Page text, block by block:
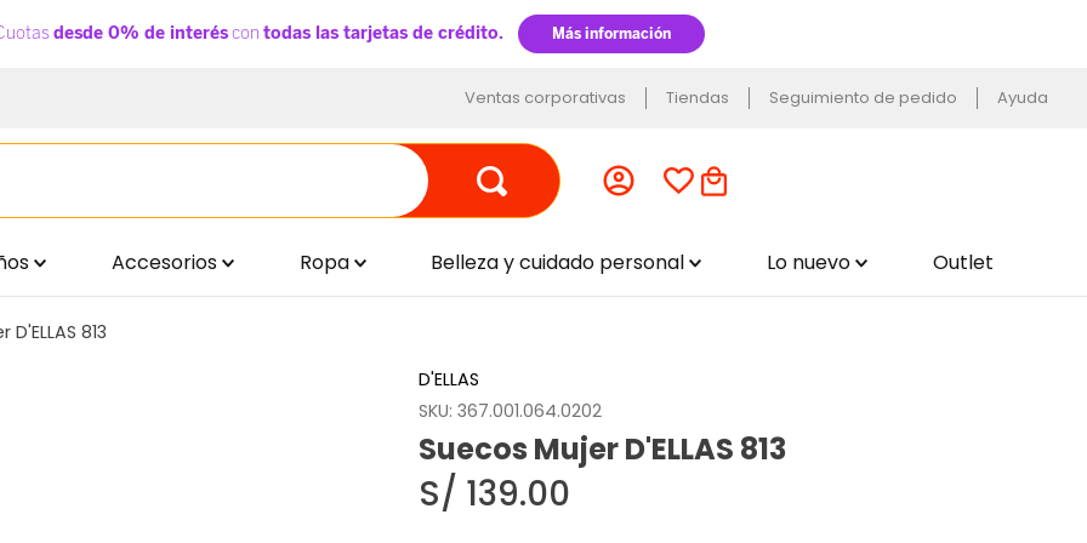
Ventas corporativas Tiendas Seguimiento de pedido Ayuda
Accesorios Ropa Belleza y cuidado personal Lo nuevo Outlet
813
D'ELLAS
SKU: 367.001.064.0202
Suecos Mujer D'ELLAS 813
S/ 139.00